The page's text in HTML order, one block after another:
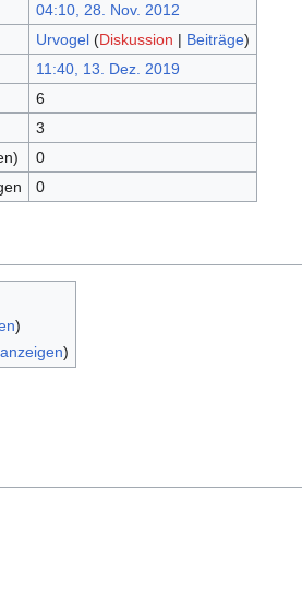
04:10, 28. Nov. 2012
Urvogel (Diskussion | Beiträge)
11:40, 13. Dez. 2019
6
3
0
0
)
)